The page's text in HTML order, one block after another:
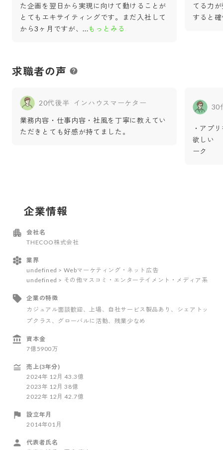
た企画を翌日から実現に向けて動けることが
とてもエキサイティングです。まだ入社して
から3ヶ月ですが、...もっとみる
てる力
すると
求職者の声
20代後半 インハウスマーケター
業務内容・仕事内容・社風を丁寧に教えてい
ただきとても好感が持てました。
30
・アプ
欲しい
ーク
企業情報
会社名
THECOO株式会社
業界
undefined > Webマーケティング・ネット広告
undefined > その他マスコミ・エンターテイメント・メディア系
企業の特徴
カジュアル面談歓迎 、上場 、自社サービス製品あり 、シェアトッ
プクラス 、グローバルに活動、残業少なめ
資本金
7億5900万
売上(3年分)
2024年 12 月43.3億
2023年 12 月38億
2022年 12 月42.7億
設立年月
2014年01月
代表者氏名